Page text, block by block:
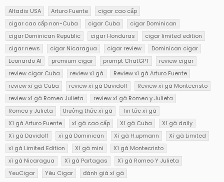
Altadis USA Arturo Fuente
cigar cao cấp
cigar cao cấp non-Cuba
cigar Cuba
cigar Dominican
cigar Dominican Republic
cigar Honduras
cigar limited edition
cigar news
cigar Nicaragua cigar review
Dominican cigar
Leonardo AI
premium cigar prompt ChatGPT
review cigar
review cigar Cuba
review xì gà
Review xì gà Arturo Fuente
review xì gà Cuba
review xì gà Davidoff
Review xì gà Montecristo
review xì gà Romeo Julieta
review xì gà Romeo y Julieta
Romeo y Julieta
thưởng thức xì gà
Tin tức xì gà
Xì gà Arturo Fuente
xì gà cao cấp Xì gà Cuba
Xì gà daily
Xì gà Davidoff
xì gà Dominican Xì gà H.upmann
Xì gà Limited
xì gà Limited Edition
Xì gà mini
Xì gà Montecristo
xì gà Nicaragua
Xì gà Partagas
Xì gà Romeo Y Julieta
YeuCigar
Yêu Cigar đánh giá xì gà